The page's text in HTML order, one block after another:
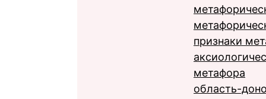
признаки
метафора
область-